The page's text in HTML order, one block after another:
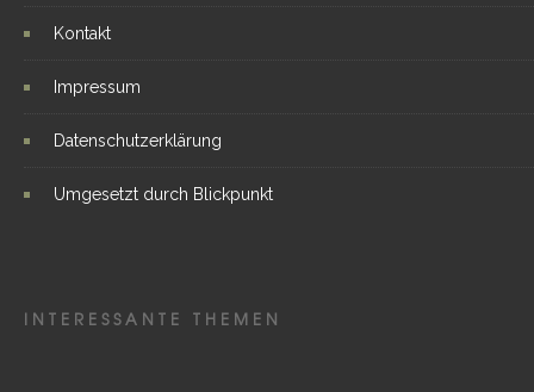
Kontakt
Impressum
Datenschutzerklärung
Umgesetzt durch Blickpunkt
INTERESSANTE THEMEN